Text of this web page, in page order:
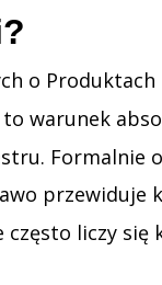
o
to warunek
Formalnie
przewiduje
liczy